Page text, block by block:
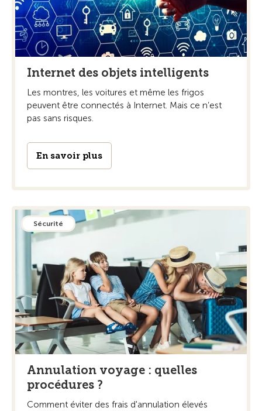
Internet des objets intelligents
Les montres, les voitures et même les frigos
peuvent être connectés à Internet. Mais ce n’est
pas sans risques.
En savoir plus
Sécurité
Annulation voyage : quelles
procédures ?
Comment éviter des frais d'annulation élevés